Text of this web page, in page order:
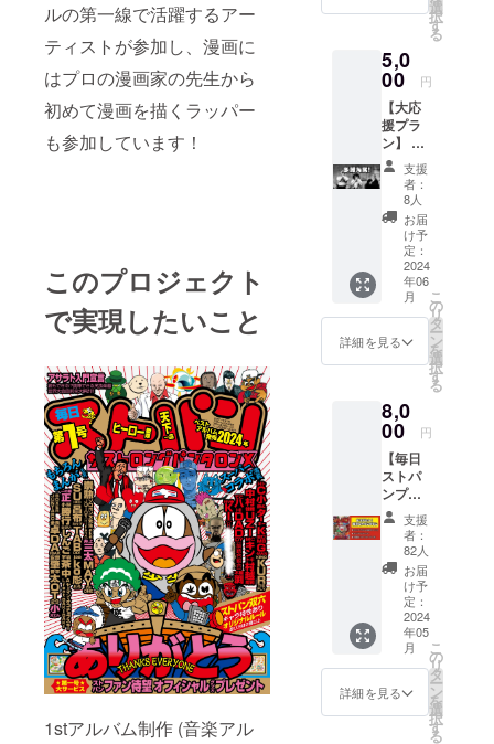
ルの第一線で活躍するアー
ティストが参加し、漫画に
はプロの漫画家の先生から
初めて漫画を描くラッパー
も参加しています！
このプロジェクト
で実現したいこと
1stアルバム制作 (音楽アル
ムの
mp3音
源デー
タを送
らせて
頂きま
す！ 全
23曲の
超ボ
リュー
ム！ ※
動画提
供方
法：動
画リン
クを
メール
す。
選
択
す
る
5,0
00 円
【大応
援プラ
ン】 ◆
ストパ
ン応援
タオル
◆クラ
ウド
ファン
ディン
グ限定
オリジ
ナルス
テッ
カー
ン]の
mp3音
源 ◆大
感謝
メッ
セージ
ムー
ビー(B)
※(A)と
内容が
異なり
ます。
ストパ
ンのラ
イブや
日常使
いもで
支援
者：
8人
お届
け予
定：
2024
年06
月
詳細を見る
こ
の
リ
タ
ー
ン
を
選
択
す
る
8,0
00 円
【毎日
ストパ
ンプラ
ン】 ◆
コミッ
クアル
バム[毎
日スト
パン] ◆
クラウ
ドファ
ンディ
ング限
定オリ
ジナル
支援
者：
82人
お届
け予
定：
2024
年05
月
詳細を見る
こ
の
リ
タ
ー
ン
を
選
択
す
る